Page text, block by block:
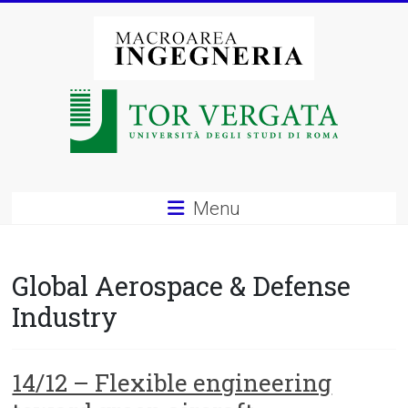
Macroarea
degli
Studi
Roma
Menu
Global Aerospace & Defense
Industry
14/12 – Flexible engineering